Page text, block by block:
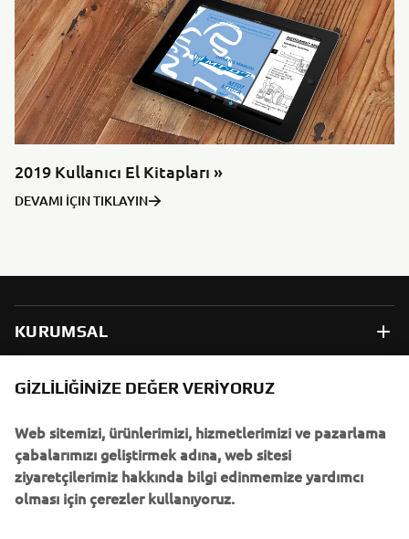
2019 Kullanıcı El Kitapları »
DEVAMI İÇIN TIKLAYIN
KURUMSAL
B2B
DAHA FAZLA YAMAHA
DESTEK
GIZLILIĞINIZE DEĞER VERIYORUZ
Web sitemizi, ürünlerimizi, hizmetlerimizi ve pazarlama
çabalarımızı geliştirmek adına, web sitesi
ziyaretçilerimiz hakkında bilgi edinmemize yardımcı
olması için çerezler kullanıyoruz.